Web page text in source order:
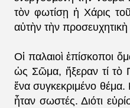
τὸν φωτίσῃ ἡ Χάρις
αὐτὴν τὴν προσευχητικὴ
Οἱ παλαιοὶ ἐπίσκοποι
ὡς Σῶμα, ἤξεραν τί τὸ
ἕνα συγκεκριμένο θέμα.
ἦταν σωστές. Διότι